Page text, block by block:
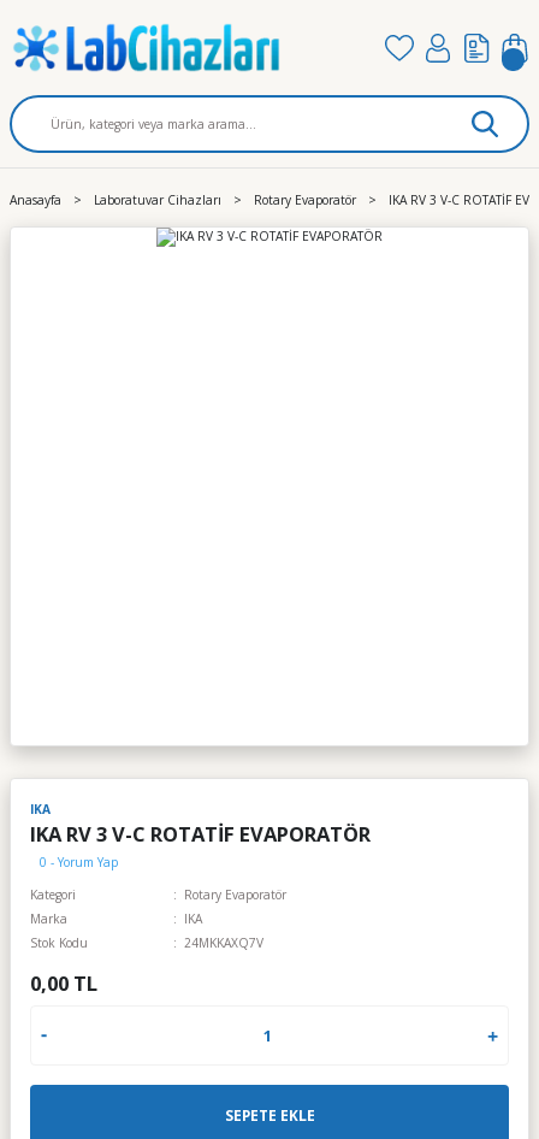
Anasayfa Laboratuvar Cihazları Rotary Evaporatör IKA RV 3 V-C ROTATİF
IKA
IKA RV 3 V-C ROTATİF EVAPORATÖR
0 - Yorum Yap
Kategori
Rotary Evaporatör
Marka
IKA
Stok Kodu
24MKKAXQ7V
0,00 TL
SEPETE EKLE